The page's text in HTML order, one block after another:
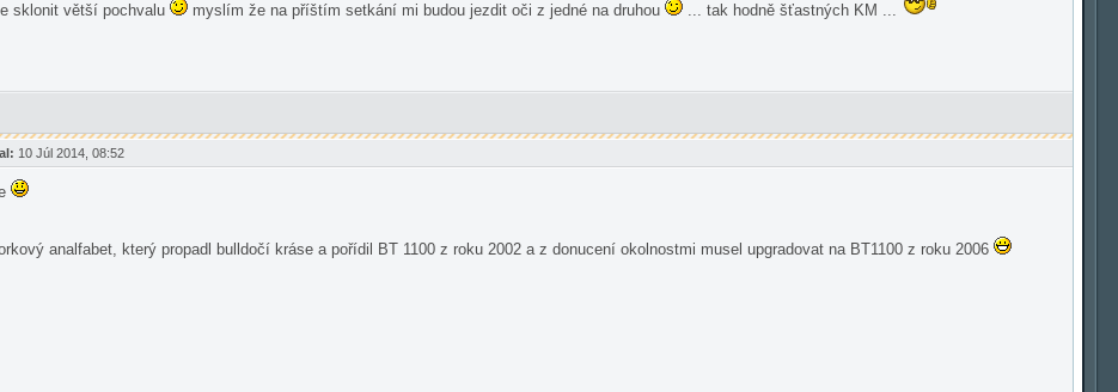
sklonit větší pochvalu myslím že na příštím setkání mi budou jezdit oči z jedné na druhou ... tak hodně šťastných KM ...
10 Júl 2014, 08:52
analfabet, který propadl bulldočí kráse a pořídil BT 1100 z roku 2002 a z donucení okolnostmi musel upgradovat na BT1100 z roku 2006